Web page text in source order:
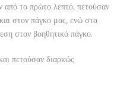
από το πρώτο λεπτό, πετούσαν
στον πάγκο μας, ενώ στα
στον βοηθητικό πάγκο.
πετούσαν διαρκώς